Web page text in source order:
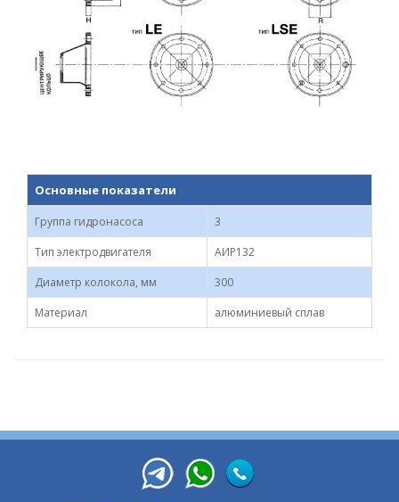
Основные показатели
Группа гидронасоса
3
Тип электродвигателя
АИР132
Диаметр колокола, мм
300
Материал
алюминиевый сплав